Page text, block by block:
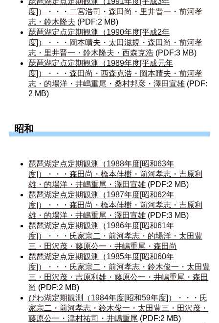
度]）・・・二宮浩司・森田尚・里井晋一・前河孝
志・鈴木隆夫 (PDF:2 MB)
琵琶湖定点定期観測（1990年度[平成2年
度]）・・・岡本晴夫・太田滋規・森田尚・前河孝
志・里井晋一・鈴木隆夫・西森克浩 (PDF:3 MB)
琵琶湖定点定期観測（1989年度[平成元年
度]）・・・森田尚・西森克浩・岡本晴夫・前河孝
志・的場洋・井嶋重尾・桑村邦彦・澤田宣雄 (PDF:
2 MB)
昭和
琵琶湖定点定期観測（1988年度[昭和63年
度]）・・・森田尚・橋本佳樹・前河孝志・吉原利
雄・的場洋・井嶋重尾・澤田宣雄 (PDF:2 MB)
琵琶湖定点定期観測（1987年度[昭和62年
度]）・・・森田尚・橋本佳樹・前河孝志・吉原利
雄・的場洋・井嶋重尾・澤田宣雄 (PDF:3 MB)
琵琶湖定点定期観測（1986年度[昭和61年
度]）・・・氏家宗二・前河孝志・的場洋・太田豊
三・田沢茂・藤原公一・井嶋重尾・森田尚
琵琶湖定点定期観測（1985年度[昭和60年
度]）・・・氏家宗二・前河孝志・鈴木俊一・太田豊
三・田沢茂・吉原利雄・藤原公一・井嶋重尾・森田
尚 (PDF:2 MB)
びわ湖定期観測（1984年度[昭和59年度]）・・・氏
家宗二・前河孝志・鈴木俊一・太田豊三・田沢茂・
藤原公一・津村祐司・井嶋重尾 (PDF:2 MB)